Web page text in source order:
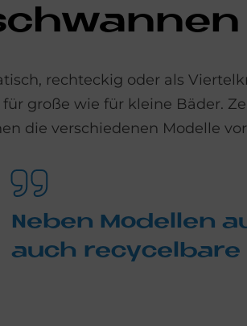
rechteckig oder als
für große wie für kleine Bäder.
die verschiedenen Modelle
Ne­ben Mo­del­len
auch re­cy­cel­ba­re